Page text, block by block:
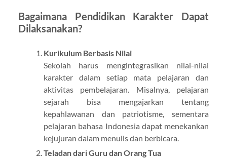
Bagaimana Pendidikan Karakter Dapat
Dilaksanakan?
Kurikulum Berbasis Nilai
Sekolah harus mengintegrasikan nilai-nilai
karakter dalam setiap mata pelajaran dan
aktivitas pembelajaran. Misalnya, pelajaran
sejarah bisa mengajarkan tentang
kepahlawanan dan patriotisme, sementara
pelajaran bahasa Indonesia dapat menekankan
kejujuran dalam menulis dan berbicara.
Teladan dari Guru dan Orang Tua